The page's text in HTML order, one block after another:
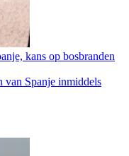
kans op bosbranden
van Spanje inmiddels